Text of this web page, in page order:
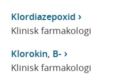
Klordiazepoxid
Klinisk farmakologi
Klorokin, B-
Klinisk farmakologi